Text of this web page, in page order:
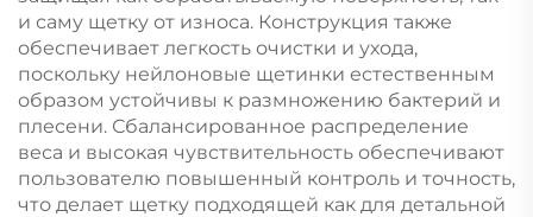
и саму щетку от износа. Конструкция также
обеспечивает легкость очистки и ухода,
поскольку нейлоновые щетинки естественным
образом устойчивы к размножению бактерий и
плесени. Сбалансированное распределение
веса и высокая чувствительность обеспечивают
пользователю повышенный контроль и точность,
что делает щетку подходящей как для детальной